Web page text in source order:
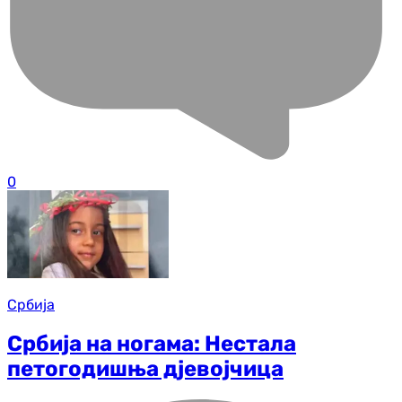
0
Србија
Србија на ногама: Нестала
петогодишња дјевојчица